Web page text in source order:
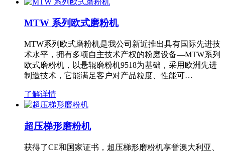
MTW 系列欧式磨粉机
MTW系列欧式磨粉机是我公司新近推出具有国际先进技
术水平，拥有多项自主技术产权的粉磨设备—MTW系列
欧式磨粉机，以悬辊磨粉机9518为基础，采用欧洲先进
制造技术，它能满足客户对产品粒度、性能可…
了解详情
超压梯形磨粉机
获得了CE和国家证书，超压梯形磨粉机享誉澳大利亚、